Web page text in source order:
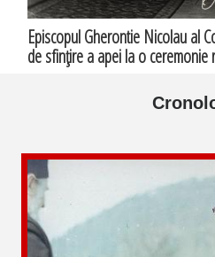
Episcopul Gherontie Nicolau al
de sfinţire a apei la o ceremonie